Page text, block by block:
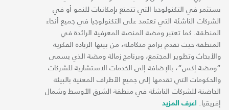
يستثمر في التكنولوجيا التي تتمتع بإمكانيات للنمو أو في
الشركات الناشئة التي تعتمد على التكنولوجيا في جميع أنحاء
المنطقة. كما تعتبر ومضة المنصة المعرفية الرائدة في
المنطقة حيث تقدم برامج متكاملة، من بينها الريادة الفكرية
والأبحاث وتطوير المجتمع، وبرنامج زمالة ومضة الذي يسمى
“ومضة إكس“، بالإضافة إلى الخدمات الاستشارية للشركات
والحكومات التي تقدمها إلى جميع الأطراف المعنية بالبيئة
الحاضنة للشركات الناشئة في منطقة الشرق الأوسط وشمال
إفريقيا. اعرف المزيد